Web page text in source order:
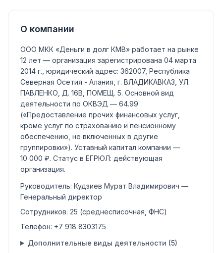
О компании
ООО МКК «Деньги в долг КМВ» работает на рынке
12 лет — организация зарегистрирована 04 марта
2014 г., юридический адрес: 362007, Республика
Северная Осетия - Алания, г. ВЛАДИКАВКАЗ, УЛ.
ПАВЛЕНКО, Д. 16В, ПОМЕЩ. 5. Основной вид
деятельности по ОКВЭД — 64.99
(«Предоставление прочих финансовых услуг,
кроме услуг по страхованию и пенсионному
обеспечению, не включенных в другие
группировки»). Уставный капитал компании —
10 000 ₽. Статус в ЕГРЮЛ: действующая
организация.
Руководитель: Кудзиев Мурат Владимирович —
Генеральный директор
Сотрудников: 25 (среднесписочная, ФНС)
Телефон: +7 918 8303175
Дополнительные виды деятельности (5)